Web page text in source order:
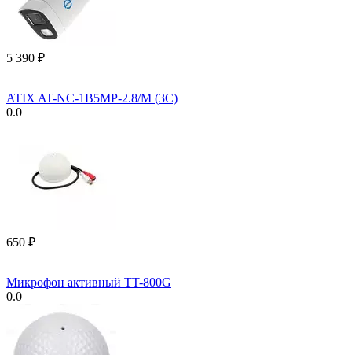
5 390 ₽
ATIX AT-NC-1B5MP-2.8/M (3C)
0.0
‍650‍ ₽
Микрофон активный TT-800G
0.0